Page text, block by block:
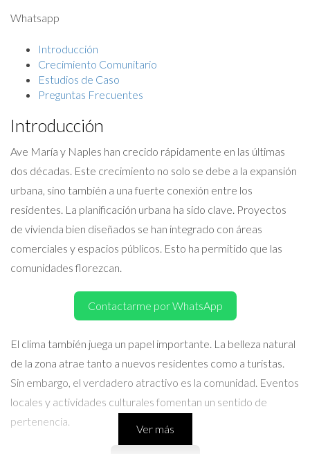
Whatsapp
Introducción
Crecimiento Comunitario
Estudios de Caso
Preguntas Frecuentes
Introducción
Ave María y Naples han crecido rápidamente en las últimas
dos décadas. Este crecimiento no solo se debe a la expansión
urbana, sino también a una fuerte conexión entre los
residentes. La planificación urbana ha sido clave. Proyectos
de vivienda bien diseñados se han integrado con áreas
comerciales y espacios públicos. Esto ha permitido que las
comunidades florezcan.
Contactarme por WhatsApp
El clima también juega un papel importante. La belleza natural
de la zona atrae tanto a nuevos residentes como a turistas.
Sin embargo, el verdadero atractivo es la comunidad. Eventos
locales y actividades culturales fomentan un sentido de
pertenencia.
Ver más